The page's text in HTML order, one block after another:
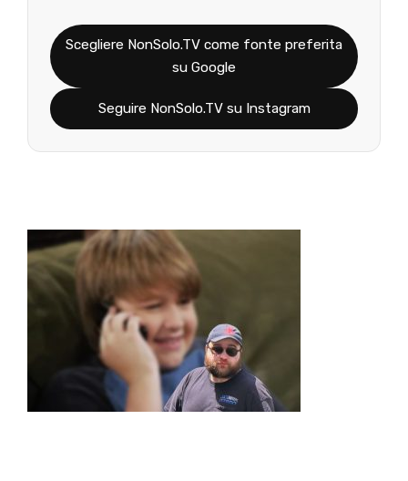
Scegliere NonSolo.TV come fonte preferita
su Google
Seguire NonSolo.TV su Instagram